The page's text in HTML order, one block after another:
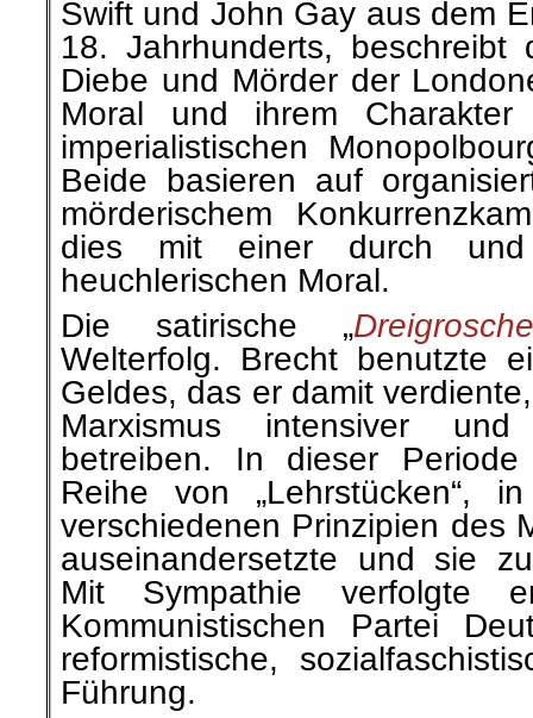
Swift und John Gay aus dem
18. Jahrhunderts, beschreibt
Diebe und Mörder der
Moral und ihrem
imperialistischen
Beide basieren auf
mörderischem
dies mit einer durch und
heuchlerischen Moral.
Die satirische „
Welterfolg. Brecht benutzte
Geldes, das er damit
Marxismus intensiver
betreiben. In dieser
Reihe von „Lehrstücken“,
verschiedenen Prinzipien des
auseinandersetzte und sie
Mit Sympathie verfolgte
Kommunistischen Partei
reformistische,
Führung.